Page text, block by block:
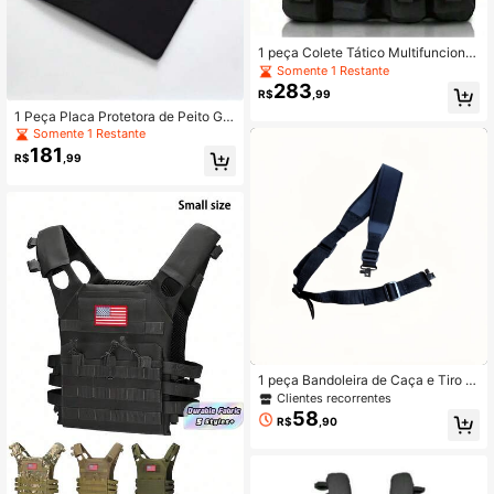
1 Peça Placa Protetora de Peito Gro
ssa, Placa de Aço Reforçada, Adeq
uada para Caça, Treinamento e Ca
mping ao Ar Livre
Somente 1 Restante
R$181 ,99
1 peça Colete Tático Multifuncional
de Esportes ao Ar Livre, Colete de C
ombate Resistente, Material Resiste
nte à Abrasão
Somente 1 Restante
R$283 ,99
1 peça Bandoleira de Caça e Tiro d
e 2 Pontos com 115cm/45,3in de C
omprimento, Alça de Ombro Ajustáv
el e Reforçada, Fivela Giratória de E
Clientes recorrentes
R$58,90